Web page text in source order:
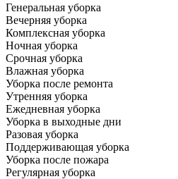
Генеральная уборка
Вечерняя уборка
Комплексная уборка
Ночная уборка
Срочная уборка
Влажная уборка
Уборка после ремонта
Утренняя уборка
Ежедневная уборка
Уборка в выходные дни
Разовая уборка
Поддерживающая уборка
Уборка после пожара
Регулярная уборка